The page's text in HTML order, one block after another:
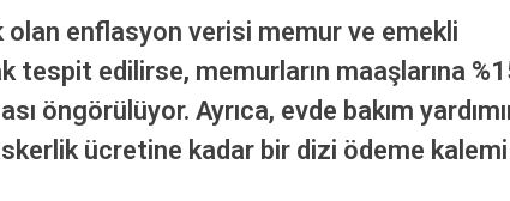
olan enflasyon verisi memur ve emekli
tespit edilirse, memurların maaşlarına
öngörülüyor. Ayrıca, evde bakım
ücretine kadar bir dizi ödeme